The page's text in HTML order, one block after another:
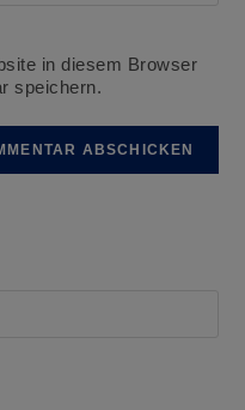
in diesem Browser
speichern.